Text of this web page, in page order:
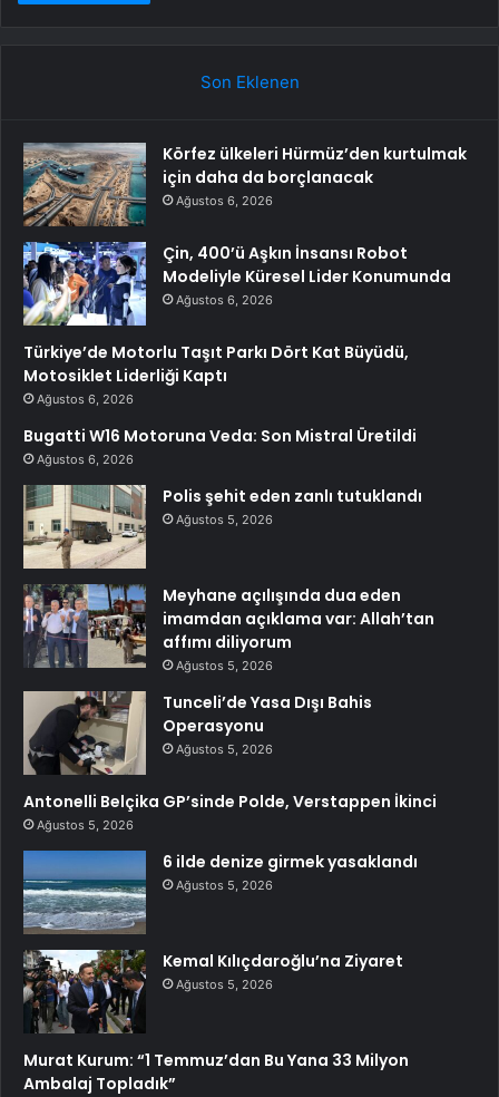
Son Eklenen
Körfez ülkeleri Hürmüz’den kurtulmak
için daha da borçlanacak
Ağustos 6, 2026
Çin, 400’ü Aşkın İnsansı Robot
Modeliyle Küresel Lider Konumunda
Ağustos 6, 2026
Türkiye’de Motorlu Taşıt Parkı Dört Kat Büyüdü,
Motosiklet Liderliği Kaptı
Ağustos 6, 2026
Bugatti W16 Motoruna Veda: Son Mistral Üretildi
Ağustos 6, 2026
Polis şehit eden zanlı tutuklandı
Ağustos 5, 2026
Meyhane açılışında dua eden
imamdan açıklama var: Allah’tan
affımı diliyorum
Ağustos 5, 2026
Tunceli’de Yasa Dışı Bahis
Operasyonu
Ağustos 5, 2026
Antonelli Belçika GP’sinde Polde, Verstappen İkinci
Ağustos 5, 2026
6 ilde denize girmek yasaklandı
Ağustos 5, 2026
Kemal Kılıçdaroğlu’na Ziyaret
Ağustos 5, 2026
Murat Kurum: “1 Temmuz’dan Bu Yana 33 Milyon
Ambalaj Topladık”